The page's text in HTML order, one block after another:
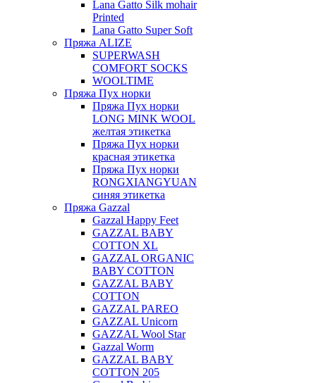
Lana Gatto Silk mohair
Printed
Lana Gatto Super Soft
Пряжа ALIZE
SUPERWASH
COMFORT SOCKS
WOOLTIME
Пряжа Пух норки
Пряжа Пух норки
LONG MINK WOOL
желтая этикетка
Пряжа Пух норки
красная этикетка
Пряжа Пух норки
RONGXIANGYUAN
синяя этикетка
Пряжа Gazzal
Gazzal Happy Feet
GAZZAL BABY
COTTON XL
GAZZAL ORGANIC
BABY COTTON
GAZZAL BABY
COTTON
GAZZAL PAREO
GAZZAL Unicorn
GAZZAL Wool Star
Gazzal Worm
GAZZAL BABY
COTTON 205